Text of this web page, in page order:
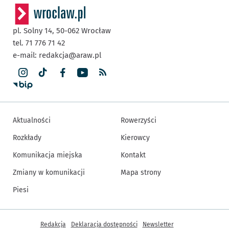
pl. Solny 14, 50-062 Wrocław
tel. 71 776 71 42
e-mail: redakcja@araw.pl
Aktualności
Rozkłady
Komunikacja miejska
Zmiany w komunikacji
Piesi
Rowerzyści
Kierowcy
Kontakt
Mapa strony
Inne informacje
Redakcja Deklaracja dostępności Newsletter